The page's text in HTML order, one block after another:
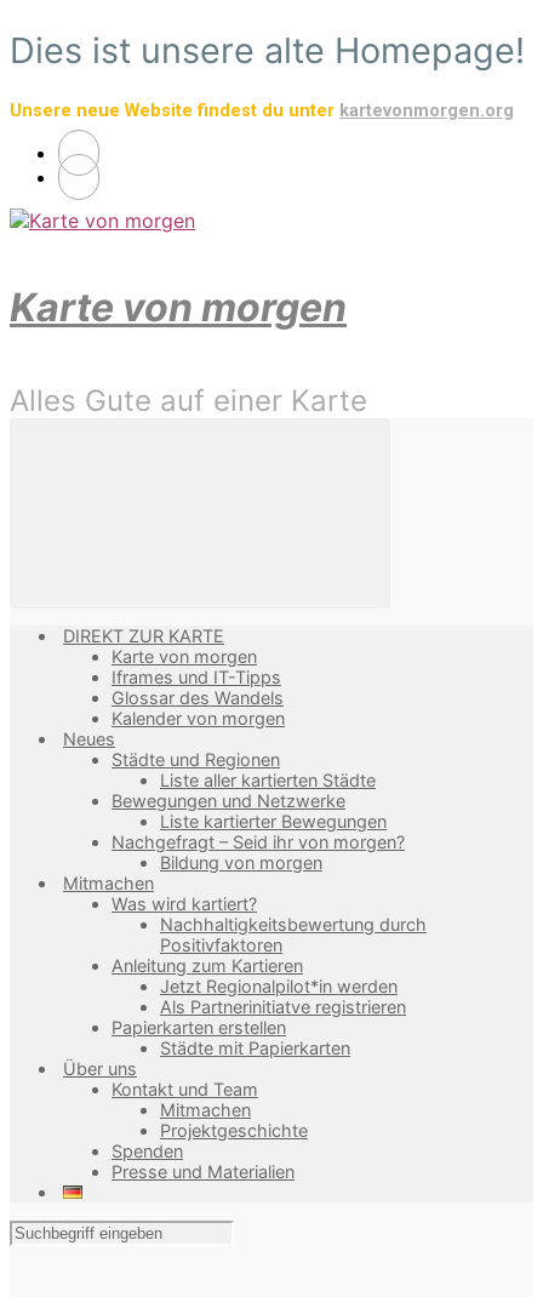
Zum
Hauptinhalt
Dies ist unsere alte Homepage!
Unsere neue Website findest du unter kartevonmorgen.org
Karte von morgen
Alles Gute auf einer Karte
DIREKT ZUR KARTE
Karte von morgen
Iframes und IT-Tipps
Glossar des Wandels
Kalender von morgen
Neues
Städte und Regionen
Liste aller kartierten Städte
Bewegungen und Netzwerke
Liste kartierter Bewegungen
Nachgefragt – Seid ihr von morgen?
Bildung von morgen
Mitmachen
Was wird kartiert?
Nachhaltigkeitsbewertung durch
Positivfaktoren
Anleitung zum Kartieren
Jetzt Regionalpilot*in werden
Als Partnerinitiatve registrieren
Papierkarten erstellen
Städte mit Papierkarten
Über uns
Kontakt und Team
Mitmachen
Projektgeschichte
Spenden
Presse und Materialien